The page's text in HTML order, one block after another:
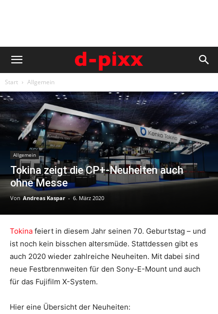
Start Allgemein
Allgemein
Tokina zeigt die CP+-Neuheiten auch
ohne Messe
Von Andreas Kaspar - 6. März 2020
Tokina feiert in diesem Jahr seinen 70. Geburtstag – und
ist noch kein bisschen altersmüde. Stattdessen gibt es
auch 2020 wieder zahlreiche Neuheiten. Mit dabei sind
neue Festbrennweiten für den Sony-E-Mount und auch
für das Fujifilm X-System.
Hier eine Übersicht der Neuheiten: